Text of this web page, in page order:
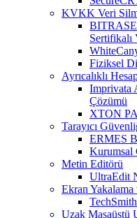
KVKK Veri
Sertifikalı
Fiziksel
Ayrıcalıklı
Imprivata
Çözümü
XTON
Tarayıcı
ERMES
Kurumsal
Metin Editörü
UltraEdit
Ekran Yakalama
Uzak Masaüstü